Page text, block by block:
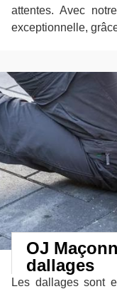
attentes. Avec
exceptionnelle,
OJ
dallages
Les dallages sont